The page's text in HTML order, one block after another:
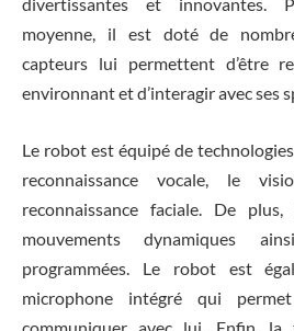
moyenne, il est doté de
capteurs lui permettent d’être
environnant et d’interagir avec ses
Le robot est équipé de
reconnaissance vocale, le
reconnaissance faciale. De
mouvements dynamiques
programmées. Le robot est
microphone intégré qui
communiquer avec lui. Enfin, la